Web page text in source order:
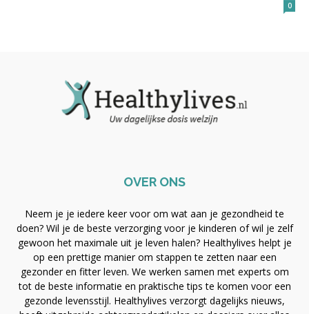
0
OVER ONS
Neem je je iedere keer voor om wat aan je gezondheid te
doen? Wil je de beste verzorging voor je kinderen of wil je zelf
gewoon het maximale uit je leven halen? Healthylives helpt je
op een prettige manier om stappen te zetten naar een
gezonder en fitter leven. We werken samen met experts om
tot de beste informatie en praktische tips te komen voor een
gezonde levensstijl. Healthylives verzorgt dagelijks nieuws,